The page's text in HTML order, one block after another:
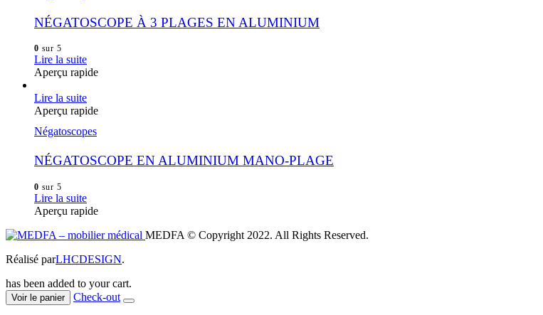
NÉGATOSCOPE À 3 PLAGES EN ALUMINIUM
0 sur 5
Lire la suite
Aperçu rapide
Lire la suite
Aperçu rapide
Négatoscopes
NÉGATOSCOPE EN ALUMINIUM MANO-PLAGE
0 sur 5
Lire la suite
Aperçu rapide
MEDFA © Copyright 2022. All Rights Reserved.
Réalisé parLHCDESIGN.
has been added to your cart.
Voir le panier Check-out